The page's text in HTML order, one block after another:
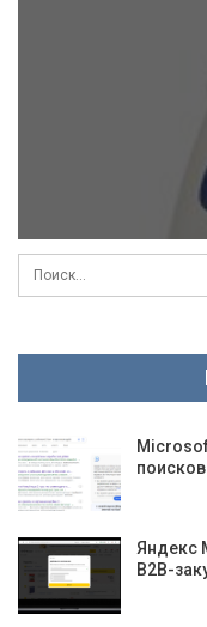
Яндекс
B2B-